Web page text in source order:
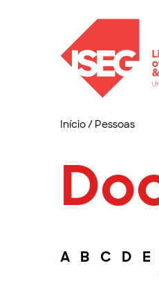
Início/ Pessoas
A B C D E